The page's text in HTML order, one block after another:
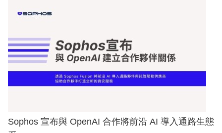
Sophos 宣布與 OpenAI 合作將前沿 AI 導入通路生態